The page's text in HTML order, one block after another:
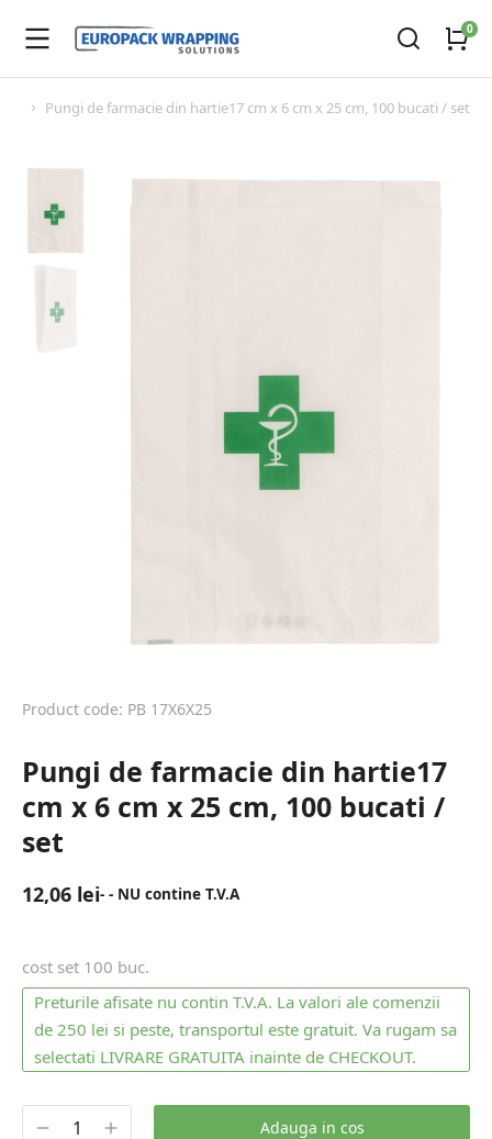
You are here:
Pungi de farmacie din hartie17 cm x 6 cm x 25 cm, 100 bucati / set
Product code: PB 17X6X25
Pungi de farmacie din hartie17
cm x 6 cm x 25 cm, 100 bucati /
set
12,06 lei- - NU contine T.V.A
cost set 100 buc.
Preturile afisate nu contin T.V.A. La valori ale comenzii
de 250 lei si peste, transportul este gratuit. Va rugam sa
selectati LIVRARE GRATUITA inainte de CHECKOUT.
Adauga in cos